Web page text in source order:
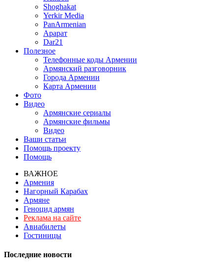
Shoghakat
Yerkir Media
PanArmenian
Арарат
Dar21
Полезное
Телефонные коды Армении
Армянский разговорник
Города Армении
Карта Армении
Фото
Видео
Армянские сериалы
Армянские фильмы
Видео
Ваши статьи
Помощь проекту
Помощь
ВАЖНОЕ
Армения
Нагорный Карабах
Армяне
Геноцид армян
Реклама на сайте
Авиабилеты
Гостиницы
Последние новости